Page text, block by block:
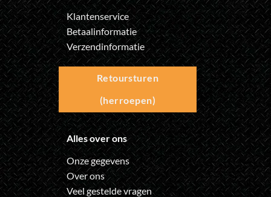
Klantenservice
Betaalinformatie
Verzendinformatie
Retoursturen
(herroepen)
Alles over ons
Onze gegevens
Over ons
Veel gestelde vragen